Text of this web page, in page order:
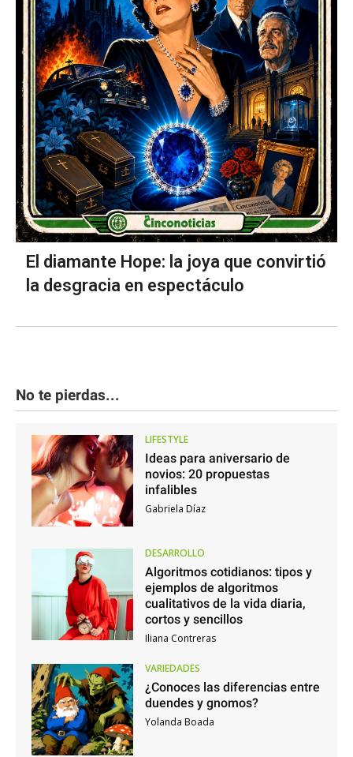
El diamante Hope: la joya que convirtió
la desgracia en espectáculo
No te pierdas...
LIFESTYLE
Ideas para aniversario de
novios: 20 propuestas
infalibles
Gabriela Díaz
DESARROLLO
Algoritmos cotidianos: tipos y
ejemplos de algoritmos
cualitativos de la vida diaria,
cortos y sencillos
Iliana Contreras
VARIEDADES
¿Conoces las diferencias entre
duendes y gnomos?
Yolanda Boada